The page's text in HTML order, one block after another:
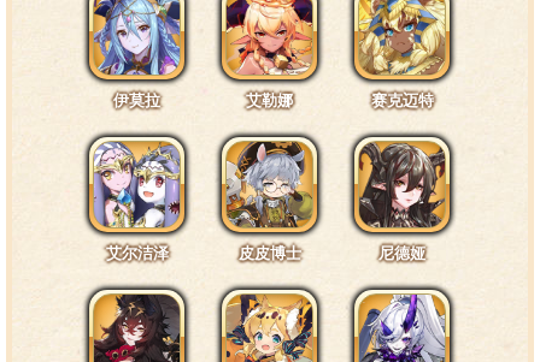
伊莫拉 艾勒娜 赛克迈特
艾尔洁泽 皮皮博士 尼德娅